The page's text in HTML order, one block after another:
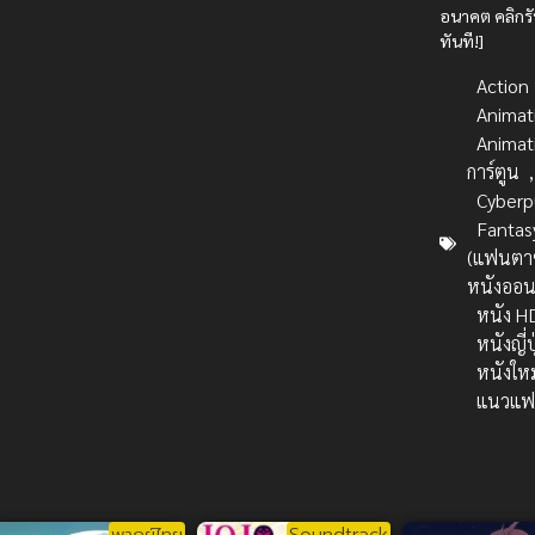
อนาคต คลิก
ทันที!]
Action
การ์ตูน ,
(แฟนต
หนังออ
หนัง
หนังญี่
หนังใ
แนวแ